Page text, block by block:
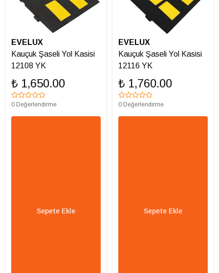
EVELUX
Kauçuk Şaseli Yol Kasisi
12108 YK
₺ 1,650.00
0 Değerlendirme
Sepete Ekle
EVELUX
Kauçuk Şaseli Yol Kasisi
12116 YK
₺ 1,760.00
0 Değerlendirme
Sepete Ekle